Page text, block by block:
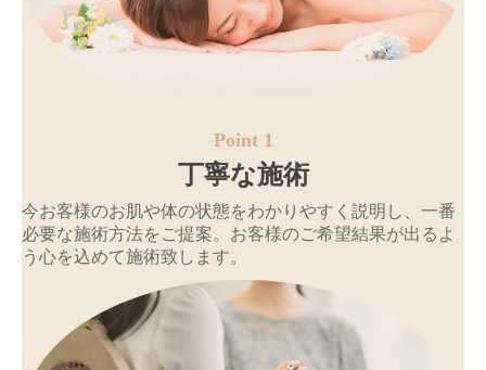
Point 1
丁寧な施術
今お客様のお肌や体の状態をわかりやすく説明し、一番
必要な施術方法をご提案。お客様のご希望結果が出るよ
う心を込めて施術致します。